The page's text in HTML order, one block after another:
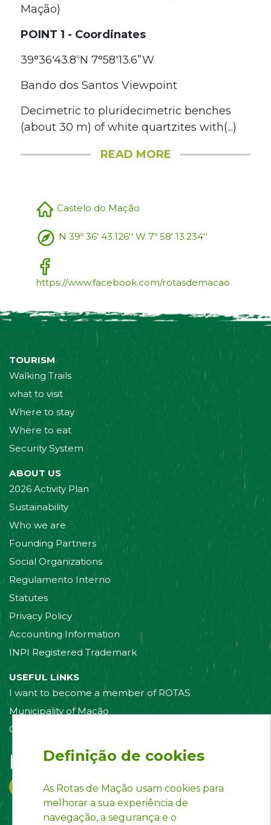
Mação)
POINT 1 - Coordinates
39°36'43.8“N 7°58'13.6”W
Bando dos Santos Viewpoint
Decimetric to pluridecimetric benches
(about 30 m) of white quartzites with(...)
READ MORE
Castelo do Mação
N 39º 36' 43.126'' W 7º 58' 13.234''
https://www.facebook.com/rotasdemacao
TOURISM
Walking Trails
what to visit
Where to stay
Where to eat
Security System
ABOUT US
2026 Activity Plan
Sustainability
Who we are
Founding Partners
Social Organizations
Regulamento Interno
Statutes
Privacy Policy
Accounting Information
INPI Registered Trademark
USEFUL LINKS
I want to become a member of ROTAS
Municipality of Mação
Contact us
Follow us on:
Definição de cookies
As Rotas de Mação usam cookies para
melhorar a sua experiência de
navegação, a segurança e o